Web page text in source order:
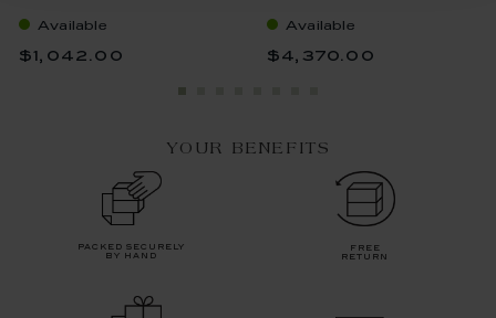
Available
$1,042.00
Available
$4,370.00
YOUR BENEFITS
packed securely
by hand
free
return